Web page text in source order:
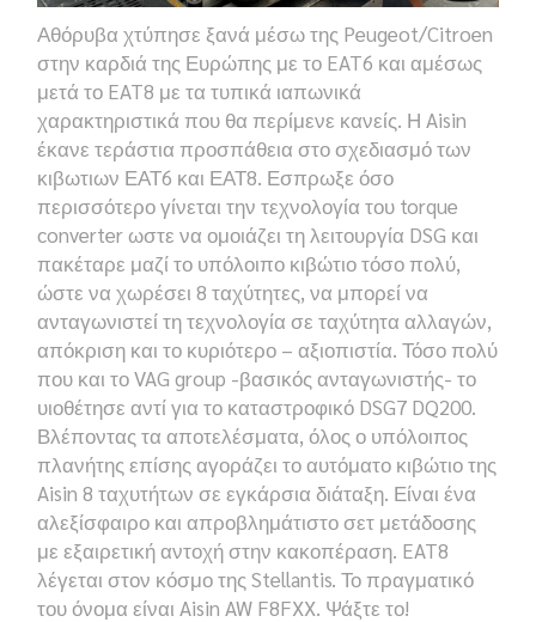
Αθόρυβα χτύπησε ξανά μέσω της Peugeot/Citroen
στην καρδιά της Ευρώπης με το EAT6 και αμέσως
μετά το EAT8 με τα τυπικά ιαπωνικά
χαρακτηριστικά που θα περίμενε κανείς. Η Aisin
έκανε τεράστια προσπάθεια στο σχεδιασμό των
κιβωτιων ΕΑΤ6 και ΕΑΤ8. Εσπρωξε όσο
περισσότερο γίνεται την τεχνολογία του torque
converterωστε να ομοιάζει τη λειτουργία DSG και
πακέταρε μαζί το υπόλοιπο κιβώτιο τόσο πολύ,
ώστε να χωρέσει 8 ταχύτητες, να μπορεί να
ανταγωνιστεί τη τεχνολογία σε ταχύτητα αλλαγών,
απόκριση και το κυριότερο – αξιοπιστία. Τόσο πολύ
που και τοVAG group -βασικός ανταγωνιστής- το
υιοθέτησε αντί για το καταστροφικό DSG7 DQ200.
Βλέποντας τα αποτελέσματα, όλος ο υπόλοιπος
πλανήτης επίσης αγοράζει το αυτόματο κιβώτιο της
Aisin 8ταχυτήτων σε εγκάρσια διάταξη. Είναι ένα
αλεξίσφαιρο και απροβλημάτιστο σετ μετάδοσης
με εξαιρετική αντοχή στην κακοπέραση. EAT8
λέγεται στον κόσμο τηςStellantis.Το πραγματικό
του όνομα είναι Aisin AW F8FXX. Ψάξτε το!